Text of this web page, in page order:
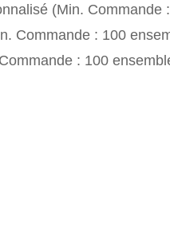
(Min. Commande
Commande : 100
: 100